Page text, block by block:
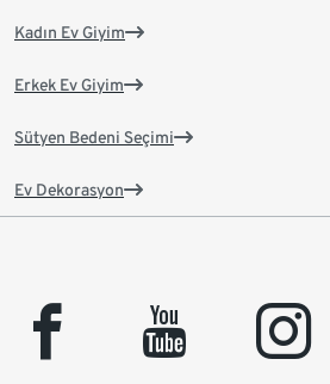
Kadın Ev Giyim
Erkek Ev Giyim
Sütyen Bedeni Seçimi
Ev Dekorasyon
facebook youtube instagram